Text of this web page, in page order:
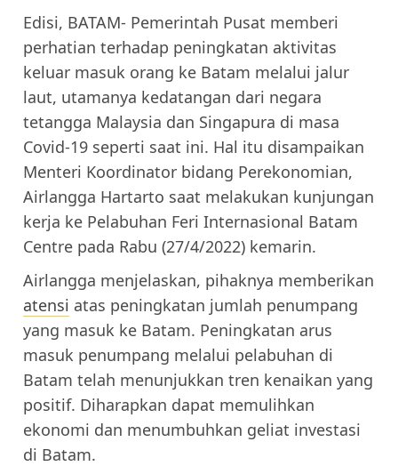
Edisi, BATAM- Pemerintah Pusat memberi
perhatian terhadap peningkatan aktivitas
keluar masuk orang ke Batam melalui jalur
laut, utamanya kedatangan dari negara
tetangga Malaysia dan Singapura di masa
Covid-19 seperti saat ini. Hal itu disampaikan
Menteri Koordinator bidang Perekonomian,
Airlangga Hartarto saat melakukan kunjungan
kerja ke Pelabuhan Feri Internasional Batam
Centre pada Rabu (27/4/2022) kemarin.
Airlangga menjelaskan, pihaknya memberikan
atensi atas peningkatan jumlah penumpang
yang masuk ke Batam. Peningkatan arus
masuk penumpang melalui pelabuhan di
Batam telah menunjukkan tren kenaikan yang
positif. Diharapkan dapat memulihkan
ekonomi dan menumbuhkan geliat investasi
di Batam.